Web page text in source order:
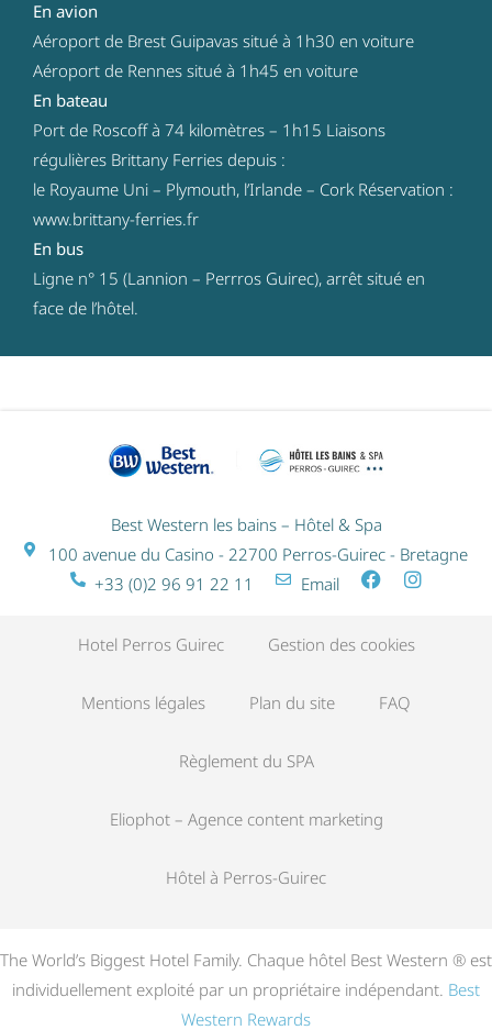
En avion
Aéroport de Brest Guipavas situé à 1h30 en voiture
Aéroport de Rennes situé à 1h45 en voiture
En bateau
Port de Roscoff à 74 kilomètres – 1h15 Liaisons
régulières Brittany Ferries depuis :
le Royaume Uni – Plymouth, l’Irlande – Cork Réservation :
www.brittany-ferries.fr
En bus
Ligne n° 15 (Lannion – Perrros Guirec), arrêt situé en
face de l’hôtel.
Best Western les bains – Hôtel & Spa
100 avenue du Casino - 22700 Perros-Guirec - Bretagne
+33 (0)2 96 91 22 11
Email
Hotel Perros Guirec Gestion des cookies
Mentions légales Plan du site FAQ
Règlement du SPA
Eliophot – Agence content marketing
Hôtel à Perros-Guirec
The World’s Biggest Hotel Family. Chaque hôtel Best Western ® est
individuellement exploité par un propriétaire indépendant. Best
Western Rewards